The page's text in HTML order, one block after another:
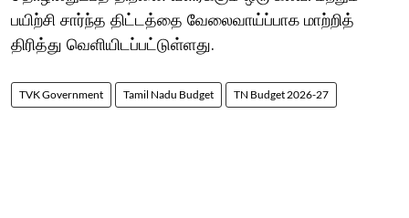
பயிற்சி சார்ந்த திட்டத்தை வேலைவாய்ப்பாக மாற்றித்
திரித்து வெளியிடப்பட்டுள்ளது.
TVK Government Tamil Nadu Budget TN Budget 2026-27